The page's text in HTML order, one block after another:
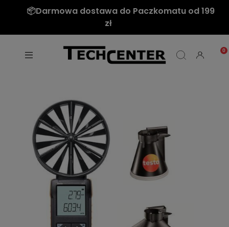
📦Darmowa dostawa do Paczkomatu od 199
zł